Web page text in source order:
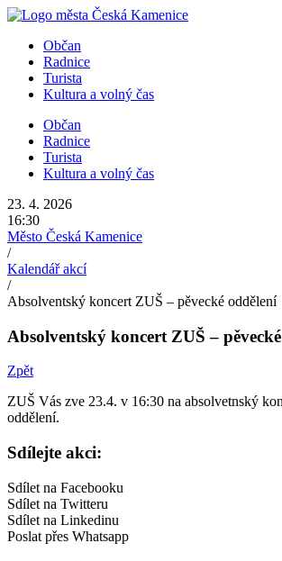
Přejít
obsahuObčan
Radnice
Turista
Kultura a volný čas
Občan
Radnice
Turista
Kultura a volný čas
23. 4. 2026
16:30
Město Česká Kamenice
/
Kalendář akcí
/
Absolventský koncert ZUŠ – pěvecké oddělení
Absolventský koncert ZUŠ –
Zpět
ZUŠ Vás zve 23.4. v 16:30 na absolvetnský
oddělení.
Sdílejte akci:
Sdílet na Facebooku
Sdílet na Twitteru
Sdílet na Linkedinu
Poslat přes Whatsapp